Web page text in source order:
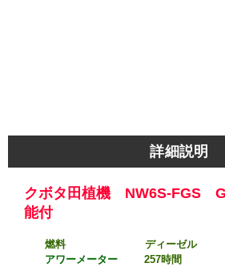
詳細説明
クボタ田植機 NW6S-FGS
能付
燃料 ディーゼル
アワーメーター 257時間